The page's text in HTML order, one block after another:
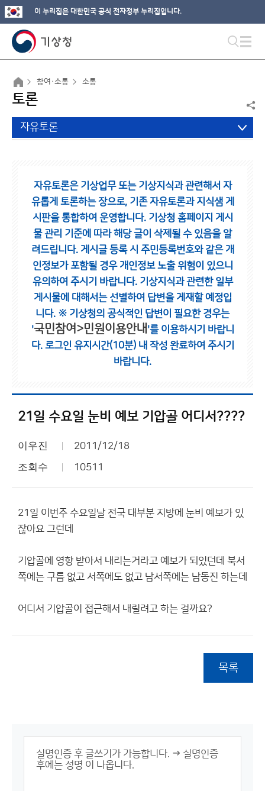
이 누리집은 대한민국 공식 전자정부 누리집입니다.
참여·소통 소통
토론
자유토론
자유토론은 기상업무 또는 기상지식과 관련해서 자
유롭게 토론하는 장으로, 기존 자유토론과 지식샘 게
시판을 통합하여 운영합니다. 기상청 홈페이지 게시
물 관리 기준에 따라 해당 글이 삭제될 수 있음을 알
려드립니다. 게시글 등록 시 주민등록번호와 같은 개
인정보가 포함될 경우 개인정보 노출 위험이 있으니
유의하여 주시기 바랍니다. 기상지식과 관련한 일부
게시물에 대해서는 선별하여 답변을 게재할 예정입
니다. ※ 기상청의 공식적인 답변이 필요한 경우는
'국민참여>민원이용안내 '를 이용하시기 바랍니
다. 로그인 유지시간(10분) 내 작성 완료하여 주시기
바랍니다.
21일 수요일 눈비 예보 기압골 어디서????
이우진 2011/12/18
조회수 10511
21일 이번주 수요일날 전국 대부분 지방에 눈비 예보가 있
잖아요 그런데
기압골에 영향 받아서 내리는거라고 예보가 되있던데 북서
쪽에는 구름 없고 서쪽에도 없고 남서쪽에는 남동진 하는데
어디서 기압골이 접근해서 내릴려고 하는 걸까요?
목록